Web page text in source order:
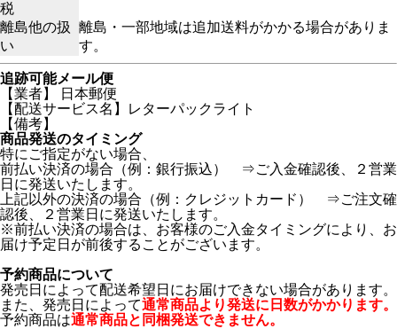
税
離島他の扱
い
離島・一部地域は追加送料がかかる場合がありま
す。
追跡可能メール便
【業者】 日本郵便
【配送サービス名】レターパックライト
【備考】
商品発送のタイミング
特にご指定がない場合、
前払い決済の場合（例：銀行振込） ⇒ご入金確認後、２営業
日に発送いたします。
上記以外の決済の場合（例：クレジットカード） ⇒ご注文確
認後、２営業日に発送いたします。
※前払い決済の場合は、お客様のご入金タイミングにより、お
届け予定日が前後することがございます。
予約商品について
発売日によって配送希望日にお届けできない場合があります。
また、発売日によって通常商品より発送に日数がかかります。
予約商品は通常商品と同梱発送できません。